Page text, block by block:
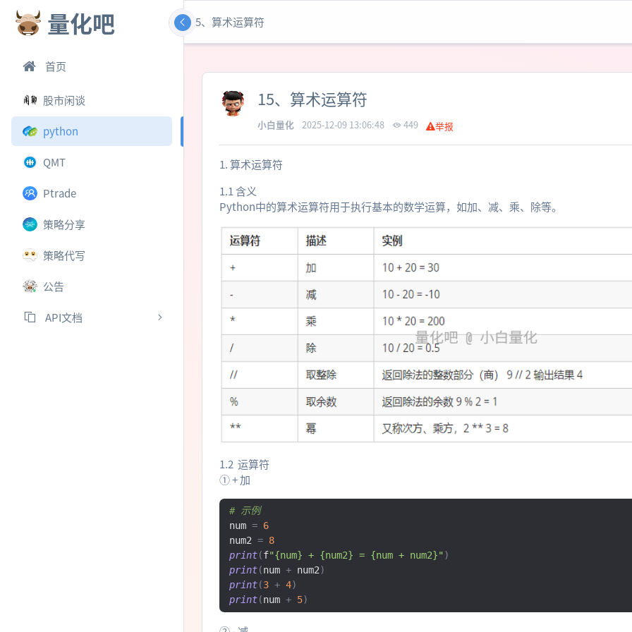
量化吧
首页
股市闲谈
python
QMT
Ptrade
策略分享
策略代写
公告
API文档
15、算术运算符
15、算术运算符
小白量化 2025-12-09 13:06:48 449 举报
1. 算术运算符
1.1 含义
Python中的算术运算符用于执行基本的数学运算，如加、减、乘、除等。
1.2 运算符
① + 加
# 示例
num = 6
num2 = 8
print(f"{num} + {num2} = {num + num2}" )
print(num + num2)
print(3 + 4)
print(num + 5)